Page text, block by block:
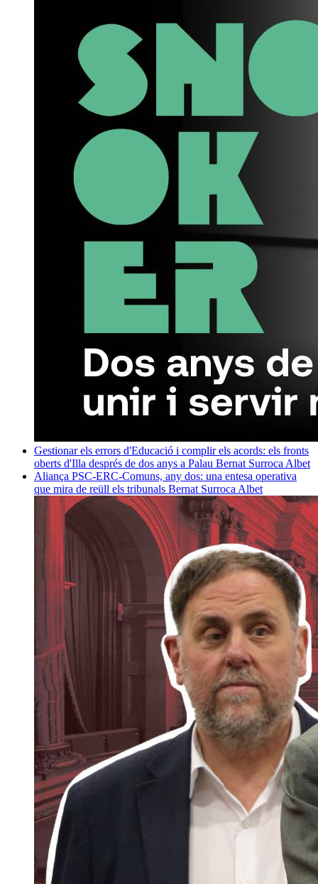
Gestionar els errors d'Educació i complir els acords: els fronts
oberts d'Illa després de dos anys a Palau Bernat Surroca Albet
Aliança PSC-ERC-Comuns, any dos: una entesa operativa
que mira de reüll els tribunals Bernat Surroca Albet